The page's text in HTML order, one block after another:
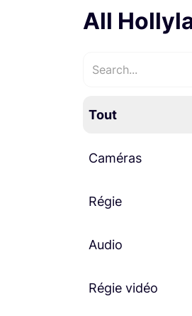
All
Tout
Caméras
Accessoires
Caméras cinéma
Régie
Communication
Régie plateau
Audio
Microphones
Régie vidéo